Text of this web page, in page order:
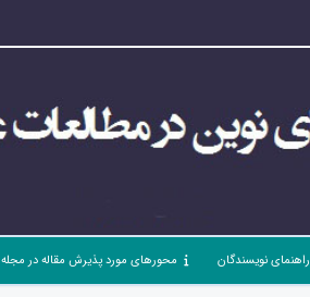
راهنمای نویسندگان محورهای مورد پذیرش مقاله در مجله